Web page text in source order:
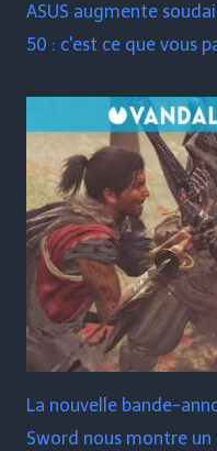
ASUS augmente
50 : c'est ce que vous
La nouvelle bande-
Sword nous montre